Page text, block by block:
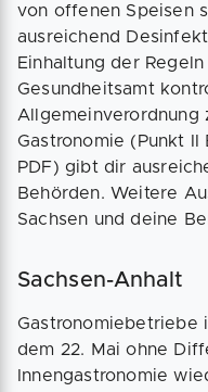
von offenen Speisen
ausreichend
Einhaltung der
Gesundheitsamt
Allgemeinverordnung
Gastronomie (Punkt II
PDF) gibt dir
Behörden. Weitere
Sachsen und deine
Sachsen-Anhalt
Gastronomiebetriebe
dem 22. Mai ohne
Innengastronomie